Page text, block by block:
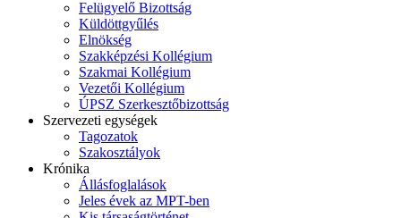
Felügyelő Bizottság
Küldöttgyűlés
Elnökség
Szakképzési Kollégium
Szakmai Kollégium
Vezetői Kollégium
ÚPSZ Szerkesztőbizottság
Szervezeti egységek
Tagozatok
Szakosztályok
Krónika
Állásfoglalások
Jeles évek az MPT-ben